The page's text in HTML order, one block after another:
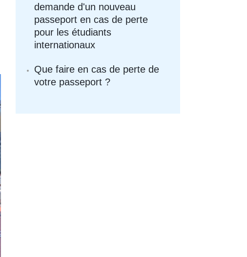
demande d'un nouveau
passeport en cas de perte
pour les étudiants
internationaux
Que faire en cas de perte de
votre passeport ?